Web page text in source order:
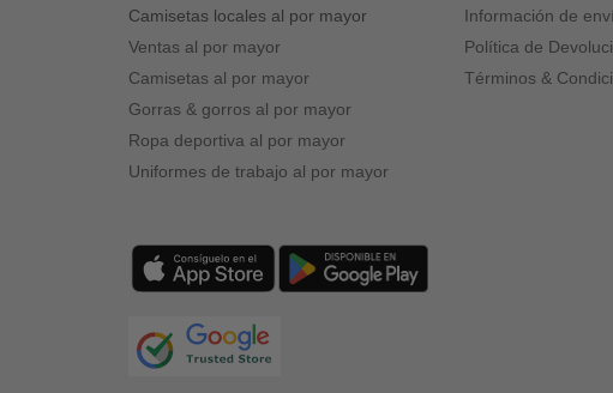
Camisetas locales al por mayor
Ventas al por mayor
Camisetas al por mayor
Gorras & gorros al por mayor
Ropa deportiva al por mayor
Uniformes de trabajo al por mayor
Información de
Política de
Términos &